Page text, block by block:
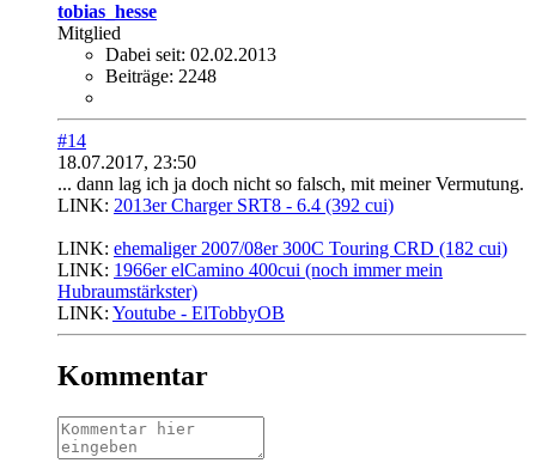
tobias_hesse
Mitglied
Dabei seit: 02.02.2013
Beiträge: 2248
#14
18.07.2017, 23:50
... dann lag ich ja doch nicht so falsch, mit meiner Vermutung.
LINK: 2013er Charger SRT8 - 6.4 (392 cui)
LINK: ehemaliger 2007/08er 300C Touring CRD (182 cui)
LINK: 1966er elCamino 400cui (noch immer mein
Hubraumstärkster)
LINK: Youtube - ElTobbyOB
Kommentar